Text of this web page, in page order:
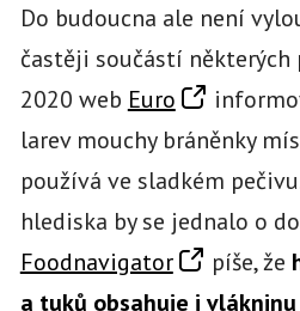
Do budoucna ale není
častěji součástí některých
2020 web Euro
larev mouchy bráněnky
používá ve sladkém
hlediska by se jednalo o
Foodnavigator
píše, že
a tuků obsahuje i